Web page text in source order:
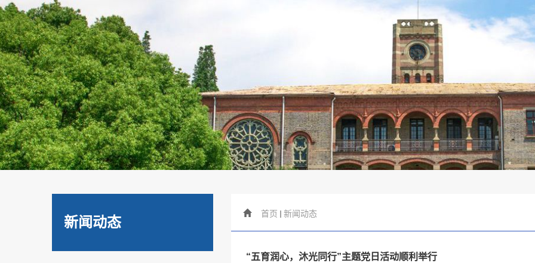
新闻动态
首页 新闻动态
“五育润心，沐光同行”主题党日活动顺利举行